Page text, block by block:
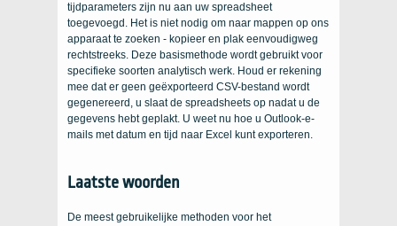
tijdparameters zijn nu aan uw spreadsheet
toegevoegd. Het is niet nodig om naar mappen op ons
apparaat te zoeken - kopieer en plak eenvoudigweg
rechtstreeks. Deze basismethode wordt gebruikt voor
specifieke soorten analytisch werk. Houd er rekening
mee dat er geen geëxporteerd CSV-bestand wordt
gegenereerd, u slaat de spreadsheets op nadat u de
gegevens hebt geplakt. U weet nu hoe u Outlook-e-
mails met datum en tijd naar Excel kunt exporteren.
Laatste woorden
De meest gebruikelijke methoden voor het